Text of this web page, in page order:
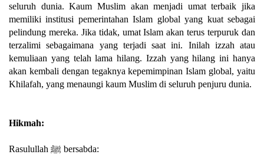
seluruh dunia. Kaum Muslim akan menjadi umat terbaik jika
memiliki institusi pemerintahan Islam global yang kuat sebagai
pelindung mereka. Jika tidak, umat Islam akan terus terpuruk dan
terzalimi sebagaimana yang terjadi saat ini. Inilah izzah atau
kemuliaan yang telah lama hilang. Izzah yang hilang ini hanya
akan kembali dengan tegaknya kepemimpinan Islam global, yaitu
Khilafah, yang menaungi kaum Muslim di seluruh penjuru dunia.
Hikmah:
Rasulullah ﷺ bersabda: